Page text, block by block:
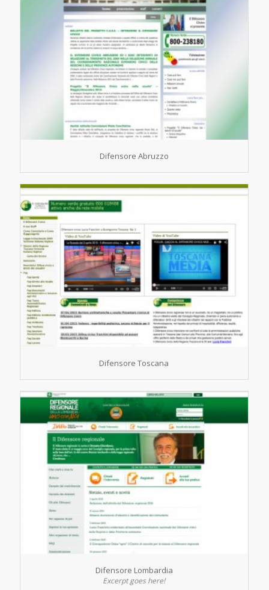
Difensore Abruzzo
Difensore Toscana
Difensore Lombardia
Excerpt goes here!